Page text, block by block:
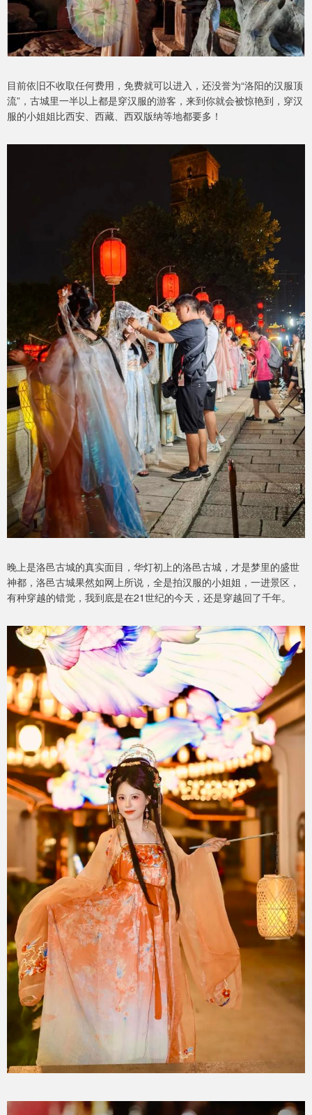
目前依旧不收取任何费用，免费就可以进入，还没誉为“洛阳的汉服顶
流”，古城里一半以上都是穿汉服的游客，来到你就会被惊艳到，穿汉
服的小姐姐比西安、西藏、西双版纳等地都要多！
晚上是洛邑古城的真实面目，华灯初上的洛邑古城，才是梦里的盛世
神都，洛邑古城果然如网上所说，全是拍汉服的小姐姐，一进景区，
有种穿越的错觉，我到底是在21世纪的今天，还是穿越回了千年。